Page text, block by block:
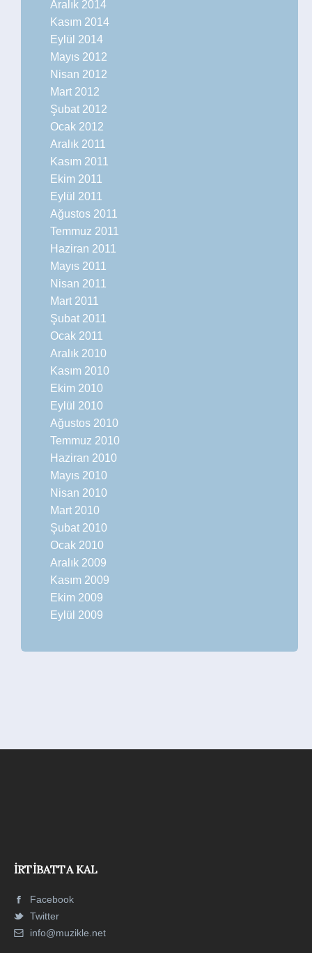
Aralık 2014
Kasım 2014
Eylül 2014
Mayıs 2012
Nisan 2012
Mart 2012
Şubat 2012
Ocak 2012
Aralık 2011
Kasım 2011
Ekim 2011
Eylül 2011
Ağustos 2011
Temmuz 2011
Haziran 2011
Mayıs 2011
Nisan 2011
Mart 2011
Şubat 2011
Ocak 2011
Aralık 2010
Kasım 2010
Ekim 2010
Eylül 2010
Ağustos 2010
Temmuz 2010
Haziran 2010
Mayıs 2010
Nisan 2010
Mart 2010
Şubat 2010
Ocak 2010
Aralık 2009
Kasım 2009
Ekim 2009
Eylül 2009
İRTIBATTA KAL
Facebook
Twitter
info@muzikle.net